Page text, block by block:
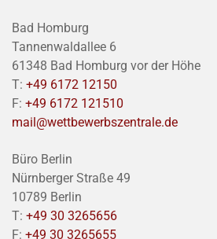
Bad Homburg
Tannenwaldallee 6
61348 Bad Homburg vor der Höhe
T: +49 6172 12150
F: +49 6172 121510
mail@wettbewerbszentrale.de
Büro Berlin
Nürnberger Straße 49
10789 Berlin
T: +49 30 3265656
F: +49 30 3265655